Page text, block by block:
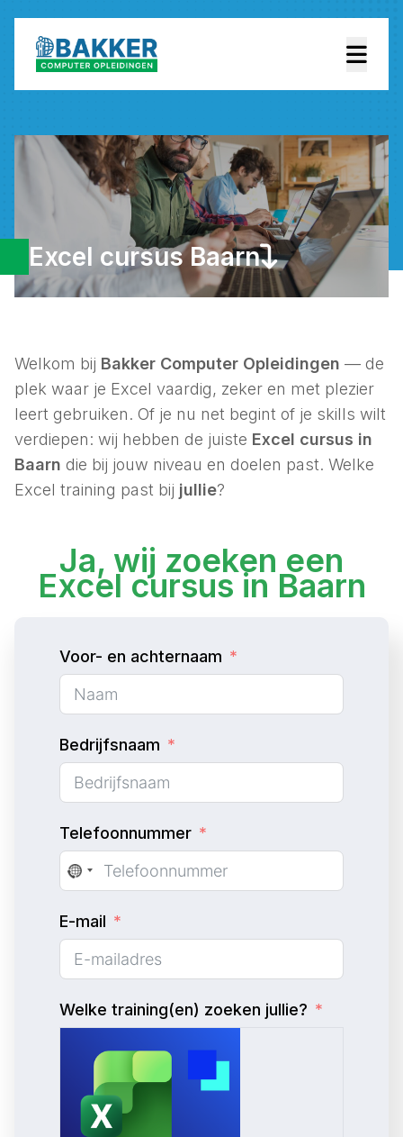
Excel cursus Baarn
Welkom bij Bakker Computer Opleidingen — de
plek waar je Excel vaardig, zeker en met plezier
leert gebruiken. Of je nu net begint of je skills wilt
verdiepen: wij hebben de juiste Excel cursus in
Baarn die bij jouw niveau en doelen past. Welke
Excel training past bij jullie?
Ja, wij zoeken een
Excel cursus in Baarn
Voor- en achternaam
Bedrijfsnaam
Telefoonnummer
N
c
o
u
n
t
s
e
E-mail
Welke training(en) zoeken jullie?